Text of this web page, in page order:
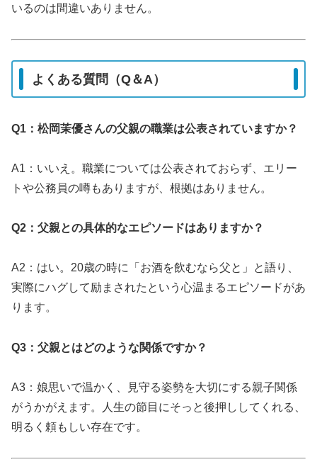
いるのは間違いありません。
よくある質問（Q＆A）
Q1：松岡茉優さんの父親の職業は公表されていますか？
A1：いいえ。職業については公表されておらず、エリー
トや公務員の噂もありますが、根拠はありません。
Q2：父親との具体的なエピソードはありますか？
A2：はい。20歳の時に「お酒を飲むなら父と」と語り、
実際にハグして励まされたという心温まるエピソードがあ
ります。
Q3：父親とはどのような関係ですか？
A3：娘思いで温かく、見守る姿勢を大切にする親子関係
がうかがえます。人生の節目にそっと後押ししてくれる、
明るく頼もしい存在です。